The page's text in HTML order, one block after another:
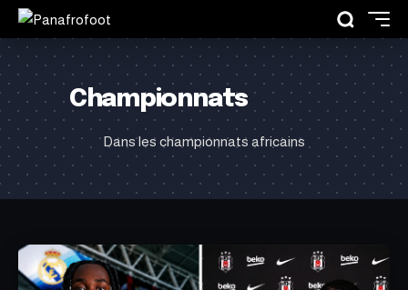
Championnats
Dans les championnats africains